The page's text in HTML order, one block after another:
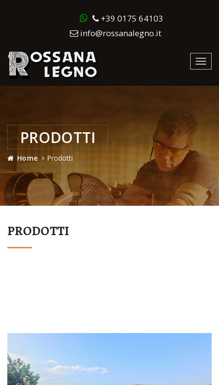
+39 0175 64103
info@rossanalegno.it
PRODOTTI
Home Prodotti
PRODOTTI